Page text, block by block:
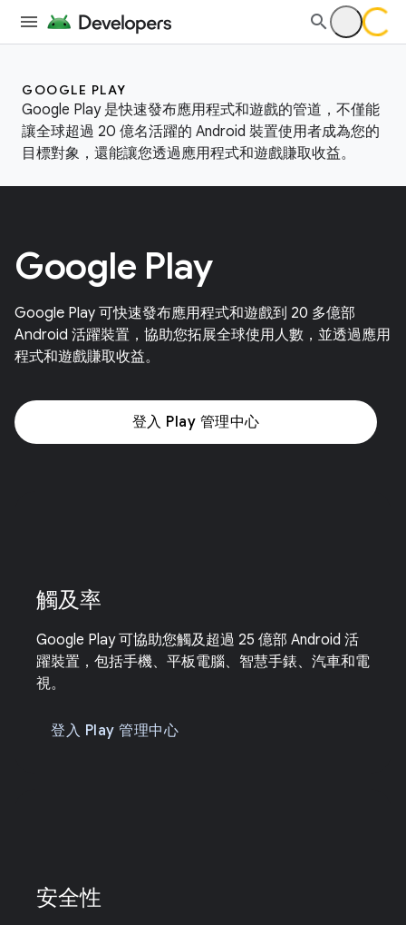
GOOGLE PLAY
Google Play 是快速發布應用程式和遊戲的管道，不僅能
讓全球超過 20 億名活躍的 Android 裝置使用者成為您的
目標對象，還能讓您透過應用程式和遊戲賺取收益。
Google Play
Google Play 可快速發布應用程式和遊戲到 20 多億部
Android 活躍裝置，協助您拓展全球使用人數，並透過應用
程式和遊戲賺取收益。
登入 Play 管理中心
觸及率
Google Play 可協助您觸及超過 25 億部 Android 活
躍裝置，包括手機、平板電腦、智慧手錶、汽車和電
視。
登入 Play 管理中心
安全性